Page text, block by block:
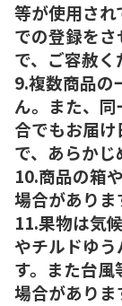
等が使用さ
での登録を
で、ご容赦く
9.複数商品の
ん。また、
合でもお届
で、あらかじ
10.商品の箱
場合がありま
11.果物は気
やチルドゆ
す。また台
場合がありま